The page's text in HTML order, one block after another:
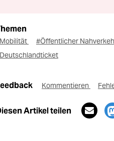
#Öffentlicher
Kommentieren
Artikel teilen